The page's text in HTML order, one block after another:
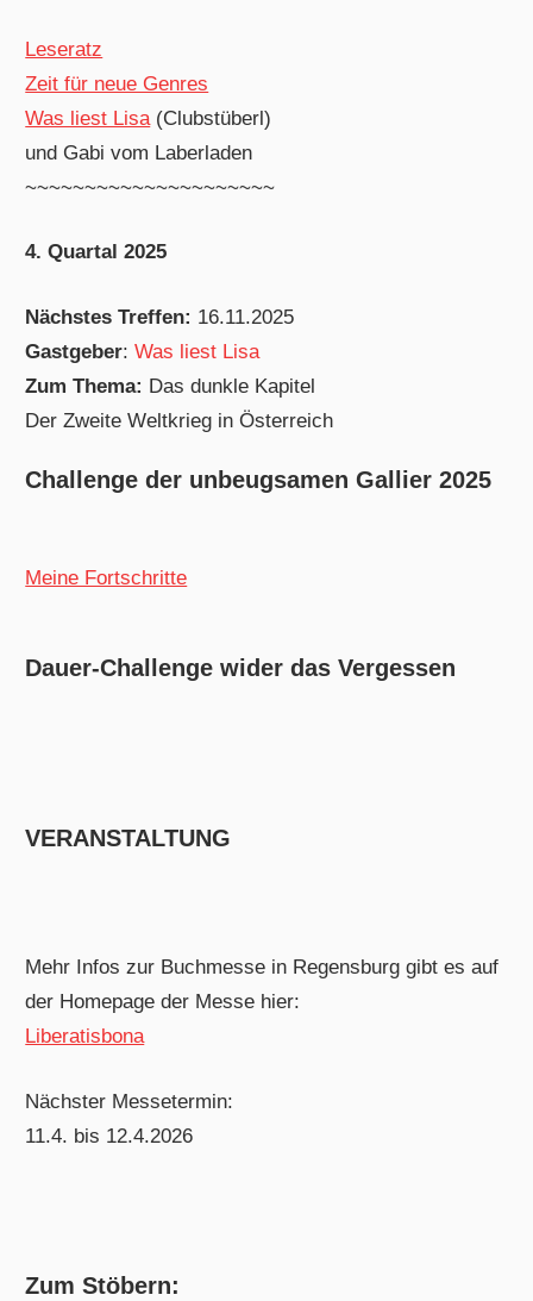
Leseratz
Zeit für neue Genres
Was liest Lisa (Clubstüberl)
und Gabi vom Laberladen
~~~~~~~~~~~~~~~~~~~~~
4. Quartal 2025
Nächstes Treffen: 16.11.2025
Gastgeber:Was liest Lisa
Zum Thema: Das dunkle Kapitel
Der Zweite Weltkrieg in Österreich
Challenge der unbeugsamen Gallier 2025
Meine Fortschritte
Dauer-Challenge wider das Vergessen
VERANSTALTUNG
Mehr Infos zur Buchmesse in Regensburg gibt es auf
der Homepage der Messe hier:
Liberatisbona
Nächster Messetermin:
11.4. bis 12.4.2026
Zum Stöbern: